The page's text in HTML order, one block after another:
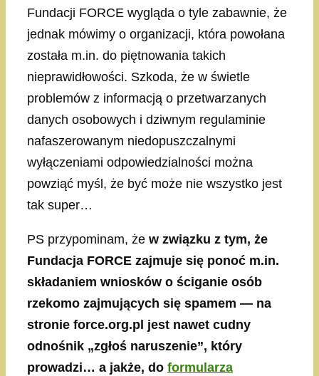
Fundacji FORCE wygląda o tyle zabawnie, że
jednak mówimy o organizacji, która powołana
została m.in. do piętnowania takich
nieprawidłowości. Szkoda, że w świetle
problemów z informacją o przetwarzanych
danych osobowych i dziwnym regulaminie
nafaszerowanym niedopuszczalnymi
wyłączeniami odpowiedzialności można
powziąć myśl, że być może nie wszystko jest
tak super…
PS przypominam, że w związku z tym, że
Fundacja FORCE zajmuje się ponoć m.in.
składaniem wniosków o ściganie osób
rzekomo zajmujących się spamem — na
stronie force.org.pl jest nawet cudny
odnośnik „zgłoś naruszenie”, który
prowadzi… a jakże, do formularza